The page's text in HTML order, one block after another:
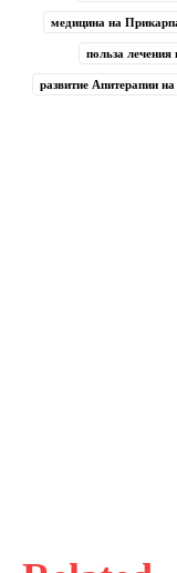
медицина на
польза лечения
развитие Апитерапии